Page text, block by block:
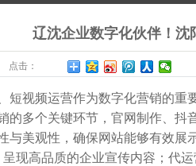
辽沈企业数字化伙伴！沈
点击：
、短视频运营作为数字化营销的
多个关键环节，官网制作、
与美观性，确保网站能够有效
现高品质的企业宣传内容；代